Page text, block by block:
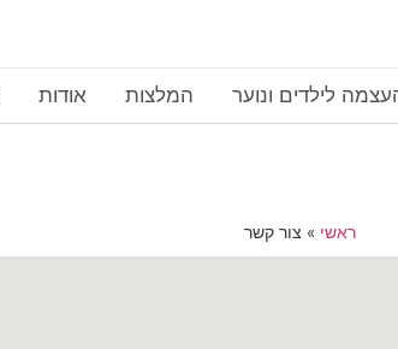
לילדים ונוער המלצות אודות
ראשי » צור קשר